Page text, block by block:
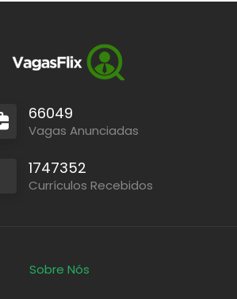
66049
Vagas Anunciadas
1747352
Currículos Recebidos
Sobre Nós